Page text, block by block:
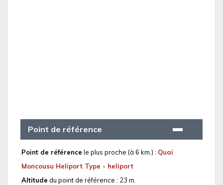
Point de référence
Point de référence le plus proche (à 6 km.) : Quai
Moncousu Heliport Type - heliport
Altitude du point de référence : 23 m.